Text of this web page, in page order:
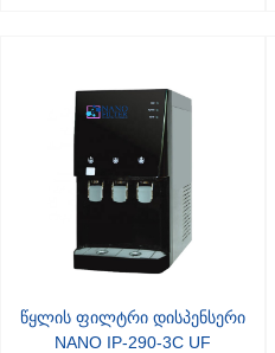
წყლის ფილტრი დისპენსერი
NANO IP-290-3C UF